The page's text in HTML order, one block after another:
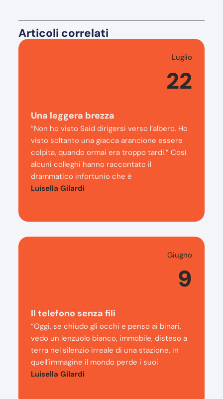
Articoli correlati
Luglio
22
Una leggera brezza
“Non ho visto Said dirigersi verso l’albero. Ho
visto soltanto una giacca arancione essere
colpita, quando ormai era troppo tardi.” Così
alcuni colleghi hanno raccontato il
drammatico infortunio che è
Luisella Gilardi
Giugno
9
Il telefono senza fili
“Oggi, se chiudo gli occhi e penso ai binari,
vedo un lenzuolo bianco, immobile, disteso a
terra nel silenzio irreale di una stazione. In
quell’immagine il mondo perde i suoi
Luisella Gilardi